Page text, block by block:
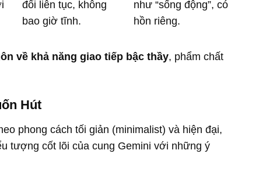
đổi liên tục, không
bao giờ tĩnh.
như “sống động”, có
hồn riêng.
về khả năng giao tiếp bậc thầy, phẩm chất
Hút
phong cách tối giản (minimalist) và hiện đại,
tượng cốt lõi của cung Gemini với những ý